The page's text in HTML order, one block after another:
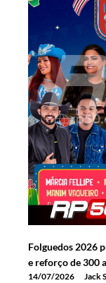
Folguedos 2026
e reforço de 300
14/07/2026 Jack